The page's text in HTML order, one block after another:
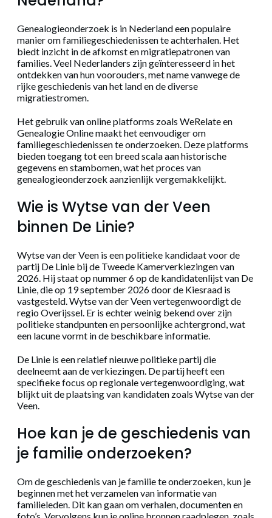
Genealogieonderzoek is in Nederland een populaire
manier om familiegeschiedenissen te achterhalen. Het
biedt inzicht in de afkomst en migratiepatronen van
families. Veel Nederlanders zijn geïnteresseerd in het
ontdekken van hun voorouders, met name vanwege de
rijke geschiedenis van het land en de diverse
migratiestromen.
Het gebruik van online platforms zoals WeRelate en
Genealogie Online maakt het eenvoudiger om
familiegeschiedenissen te onderzoeken. Deze platforms
bieden toegang tot een breed scala aan historische
gegevens en stambomen, wat het proces van
genealogieonderzoek aanzienlijk vergemakkelijkt.
Wie is Wytse van der Veen
binnen De Linie?
Wytse van der Veen is een politieke kandidaat voor de
partij De Linie bij de Tweede Kamerverkiezingen van
2026. Hij staat op nummer 6 op de kandidatenlijst van De
Linie, die op 19 september 2026 door de Kiesraad is
vastgesteld. Wytse van der Veen vertegenwoordigt de
regio Overijssel. Er is echter weinig bekend over zijn
politieke standpunten en persoonlijke achtergrond, wat
een lacune vormt in de beschikbare informatie.
De Linie is een relatief nieuwe politieke partij die
deelneemt aan de verkiezingen. De partij heeft een
specifieke focus op regionale vertegenwoordiging, wat
blijkt uit de plaatsing van kandidaten zoals Wytse van der
Veen.
Hoe kan je de geschiedenis van
je familie onderzoeken?
Om de geschiedenis van je familie te onderzoeken, kun je
beginnen met het verzamelen van informatie van
familieleden. Dit kan gaan om verhalen, documenten en